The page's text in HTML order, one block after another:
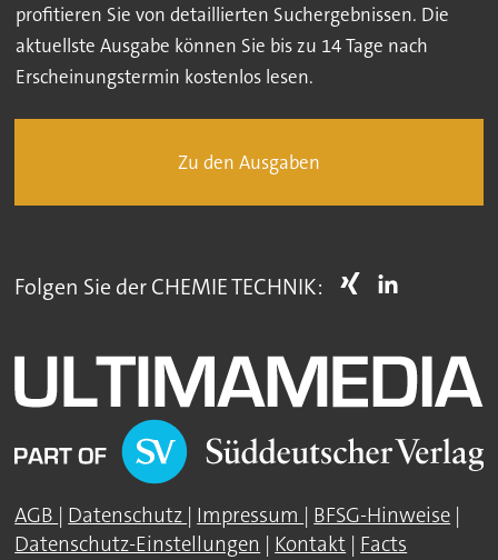
profitieren Sie von detaillierten Suchergebnissen. Die
aktuellste Ausgabe können Sie bis zu 14 Tage nach
Erscheinungstermin kostenlos lesen.
Zu den Ausgaben
Folgen Sie der CHEMIE TECHNIK:
AGB | Datenschutz | Impressum | BFSG-Hinweise |
Datenschutz-Einstellungen | Kontakt | Facts